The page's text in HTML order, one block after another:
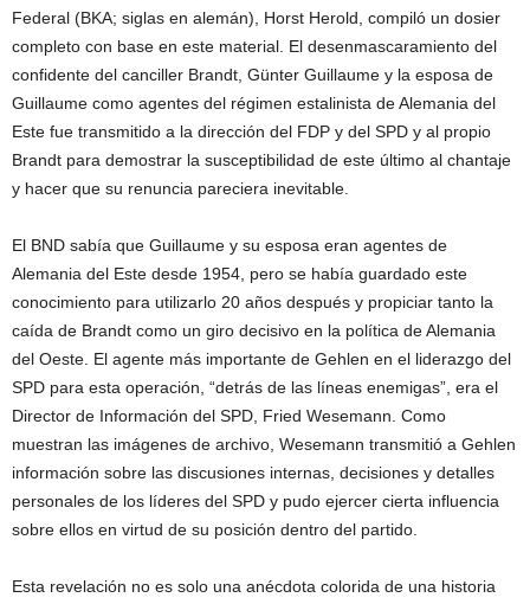
Federal (BKA; siglas en alemán), Horst Herold, compiló un dosier
completo con base en este material. El desenmascaramiento del
confidente del canciller Brandt, Günter Guillaume y la esposa de
Guillaume como agentes del régimen estalinista de Alemania del
Este fue transmitido a la dirección del FDP y del SPD y al propio
Brandt para demostrar la susceptibilidad de este último al chantaje
y hacer que su renuncia pareciera inevitable.
El BND sabía que Guillaume y su esposa eran agentes de
Alemania del Este desde 1954, pero se había guardado este
conocimiento para utilizarlo 20 años después y propiciar tanto la
caída de Brandt como un giro decisivo en la política de Alemania
del Oeste. El agente más importante de Gehlen en el liderazgo del
SPD para esta operación, “detrás de las líneas enemigas”, era el
Director de Información del SPD, Fried Wesemann. Como
muestran las imágenes de archivo, Wesemann transmitió a Gehlen
información sobre las discusiones internas, decisiones y detalles
personales de los líderes del SPD y pudo ejercer cierta influencia
sobre ellos en virtud de su posición dentro del partido.
Esta revelación no es solo una anécdota colorida de una historia